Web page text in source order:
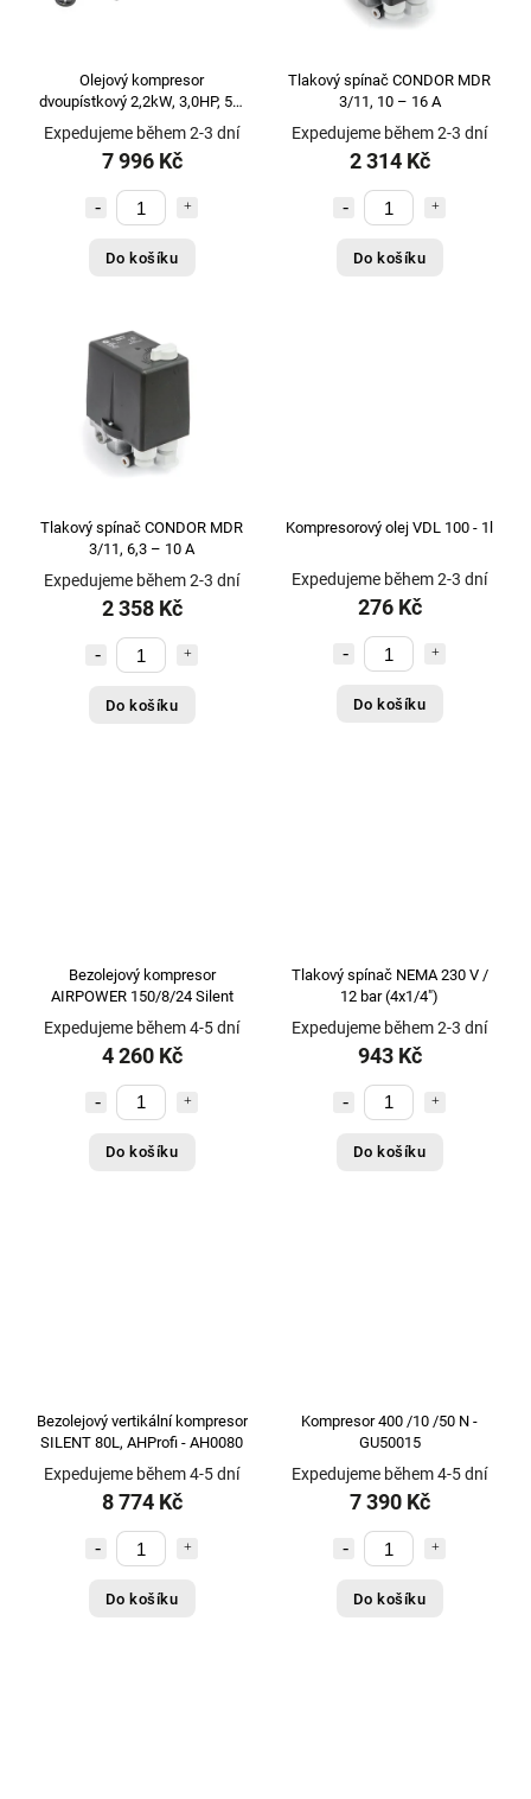
Olejový kompresor
dvoupístkový 2,2kW, 3,0HP, 50l
TUSON 130024 + Pneu sada 3
dílná WJ002030
Expedujeme během 2-3 dní
7 996 Kč
Do košíku
Tlakový spínač CONDOR MDR
3/11, 10 – 16 A
Expedujeme během 2-3 dní
2 314 Kč
Do košíku
Tlakový spínač CONDOR MDR
3/11, 6,3 – 10 A
Expedujeme během 2-3 dní
2 358 Kč
Do košíku
Kompresorový olej VDL 100 - 1l
Expedujeme během 2-3 dní
276 Kč
Do košíku
Bezolejový kompresor
AIRPOWER 150/8/24 Silent
Expedujeme během 4-5 dní
4 260 Kč
Do košíku
Tlakový spínač NEMA 230 V /
12 bar (4x1/4")
Expedujeme během 2-3 dní
943 Kč
Do košíku
Bezolejový vertikální kompresor
SILENT 80L, AHProfi - AH0080
Expedujeme během 4-5 dní
8 774 Kč
Do košíku
Kompresor 400 /10 /50 N -
GU50015
Expedujeme během 4-5 dní
7 390 Kč
Do košíku